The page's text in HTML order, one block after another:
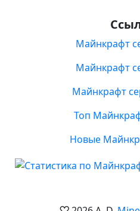
Майнкрафт
Майнкрафт
Майнкрафт
Топ
Новые